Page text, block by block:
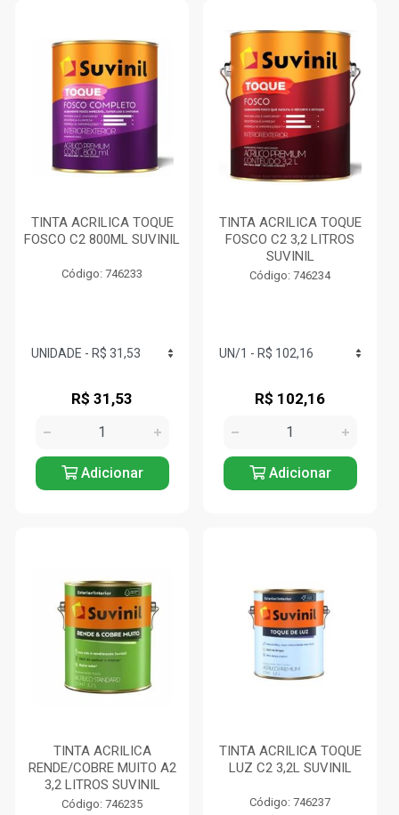
TINTA ACRILICA TOQUE
FOSCO C2 800ML SUVINIL
Código: 746233
R$ 31,53
Adicionar
TINTA ACRILICA TOQUE
FOSCO C2 3,2 LITROS
SUVINIL
Código: 746234
R$ 102,16
Adicionar
TINTA ACRILICA
RENDE/COBRE MUITO A2
3,2 LITROS SUVINIL
Código: 746235
TINTA ACRILICA TOQUE
LUZ C2 3,2L SUVINIL
Código: 746237